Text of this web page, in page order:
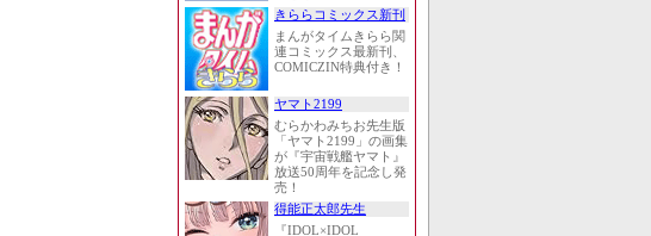
きららコミックス新刊
まんがタイムきらら関
連コミックス最新刊、
COMICZIN特典付き！
ヤマト2199
むらかわみちお先生版
「ヤマト2199」の画集
が『宇宙戦艦ヤマト』
放送50周年を記念し発
売！
得能正太郎先生
『IDOL×IDOL